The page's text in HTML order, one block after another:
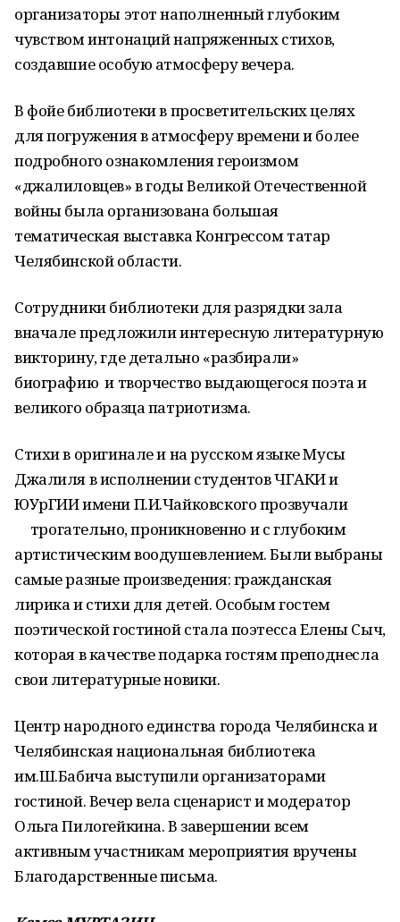
организаторы этот наполненный глубоким
чувством интонаций напряженных стихов,
создавшие особую атмосферу вечера.
В фойе библиотеки в просветительских целях
для погружения в атмосферу времени и более
подробного ознакомления героизмом
«джалиловцев» в годы Великой Отечественной
войны была организована большая
тематическая выставка Конгрессом татар
Челябинской области.
Сотрудники библиотеки для разрядки зала
вначале предложили интересную литературную
викторину, где детально «разбирали»
биографию и творчество выдающегося поэта и
великого образца патриотизма.
Стихи в оригинале и на русском языке Мусы
Джалиля в исполнении студентов ЧГАКИ и
ЮУрГИИ имени П.И.Чайковского прозвучали
трогательно, проникновенно и с глубоким
артистическим воодушевлением. Были выбраны
самые разные произведения: гражданская
лирика и стихи для детей. Особым гостем
поэтической гостиной стала поэтесса Елены Сыч,
которая в качестве подарка гостям преподнесла
свои литературные новики.
Центр народного единства города Челябинска и
Челябинская национальная библиотека
им.Ш.Бабича выступили организаторами
гостиной. Вечер вела сценарист и модератор
Ольга Пилогейкина. В завершении всем
активным участникам мероприятия вручены
Благодарственные письма.